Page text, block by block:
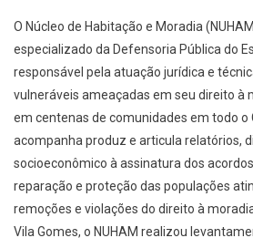
O Núcleo de Habitação e Moradia
especializado da Defensoria Pública do
responsável pela atuação jurídica e
vulneráveis ameaçadas em seu direito à
em centenas de comunidades em todo o
acompanha produz e articula relatórios,
socioeconômico à assinatura dos
reparação e proteção das populações
remoções e violações do direito à
Vila Gomes, o NUHAM realizou